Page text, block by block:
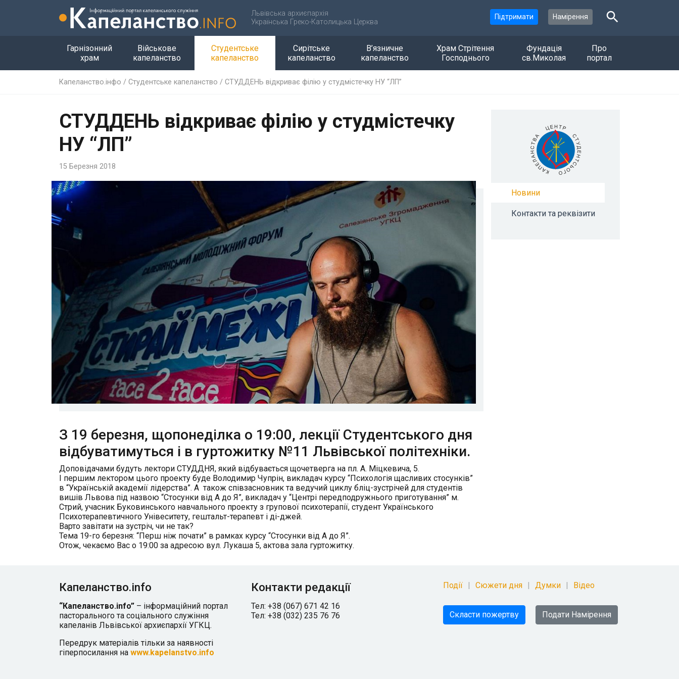
Львівська архиєпархія
Українська Греко-Католицька Церква
Підтримати Намірення
Гарнізонний
храм
Військове
капеланство
Студентське
капеланство
Сирітське
капеланство
В’язничне
капеланство
Храм Стрітення
Господнього
Фундація
св.Миколая
Про
портал
Капеланство.інфо / Студентське капеланство / СТУДДЕНЬ відкриває філію у студмістечку НУ “ЛП”
СТУДДЕНЬ відкриває філію у студмістечку
НУ “ЛП”
15 Березня 2018
З 19 березня, щопонеділка о 19:00, лекції Студентського дня
відбуватимуться і в гуртожитку №11 Львівської політехніки.
Доповідачами будуть лектори СТУДДНЯ, який відбувається щочетверга на пл. А. Міцкевича, 5.
І першим лектором цього проекту буде Володимир Чупрін, викладач курсу “Психологія щасливих стосунків”
в “Українській академії лідерства”. А також співзасновник та ведучий циклу бліц-зустрічей для студентів
вишів Львова під назвою “Стосунки від А до Я”, викладач у “Центрі передподружнього приготування” м.
Стрий, учасник Буковинського навчального проекту з групової психотерапії, студент Українського
Психотерапевтичного Унівеситету, гештальт-терапевт і ді-джей.
Варто завітати на зустріч, чи не так?
Тема 19-го березня: “Перш ніж почати” в рамках курсу “Стосунки від А до Я”.
Отож, чекаємо Вас о 19:00 за адресою вул. Лукаша 5, актова зала гуртожитку.
Новини
Контакти та реквізити
Капеланство.info
“Капеланство.info” – інформаційний портал
пасторального та соціального служіння
капеланів Львівської архиєпархії УГКЦ.
Передрук матеріалів тільки за наявності
гіперпосилання на www.kapelanstvo.info
Контакти редакції
Тел: +38 (067) 671 42 16
Тел: +38 (032) 235 76 76
Події Сюжети дня Думки Відео
Скласти пожертву Подати Намірення